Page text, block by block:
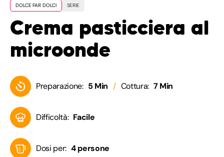
DOLCE FAR DOLCI SERIE
Crema pasticciera al
microonde
Preparazione: 5 Min Cottura: 7 Min
Difficoltà: Facile
Dosi per: 4 persone